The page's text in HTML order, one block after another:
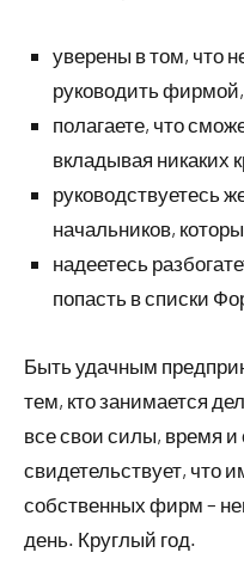
уверены в том, что
руководить фирмой,
полагаете, что
вкладывая никаких
руководствуетесь
начальников,
надеетесь
попасть в списки
Быть удачным
тем, кто занимается
все свои силы, время и
свидетельствует, что
собственных фирм –
день. Круглый год.